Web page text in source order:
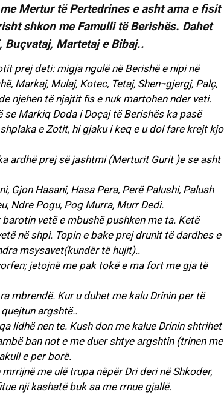
Mertur të Pertedrines e asht ama e fisit
shkon me Famulli të Berishës. Dahet
Buçvataj, Martetaj e Bibaj..
prej deti: migja ngulë në Berishë e nipi në
Markaj, Mulaj, Kotec, Tetaj, Shen¬gjergj, Palç,
njehen të njajtit fis e nuk martohen nder veti.
Markiq Doda i Doçaj të Berishës ka pasë
e Zotit, hi gjaku i keq e u dol fare krejt kjo
ardhë prej së jashtmi (Merturit Gurit )e se asht
Gjon Hasani, Hasa Pera, Perë Palushi, Palush
Ndre Pogu, Pog Murra, Murr Dedi.
vetë e mbushë pushken me ta. Ketë
në shpi. Topin e bake prej drunit të dardhes e
msysavet(kundër të hujit)..
jetojnë me pak tokë e ma fort me gja të
mbrendë. Kur u duhet me kalu Drinin per të
argshtë..
lidhë nen te. Kush don me kalue Drinin shtrihet
ban not e me duer shtye argshtin (trinen me
e per borë.
me ulë trupa nëpër Dri deri në Shkoder,
nji kashatë buk sa me rrnue gjallë.